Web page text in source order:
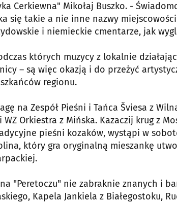
Cerkiewna" Mikołaj Buszko. -
się takie a nie inne nazwy
i niemieckie cmentarze, jak
których muzycy z lokalnie
– są więc okazją i do przeżyć
regionu.
na Zespół Pieśni i Tańca Šviesa z
Orkiestra z Mińska. Kazaczij krug z
pieśni kozaków, wystąpi w
który gra oryginalną mieszankę
"Peretoczu" nie zabraknie znanych i
Kapela Jankiela z Białegostoku,